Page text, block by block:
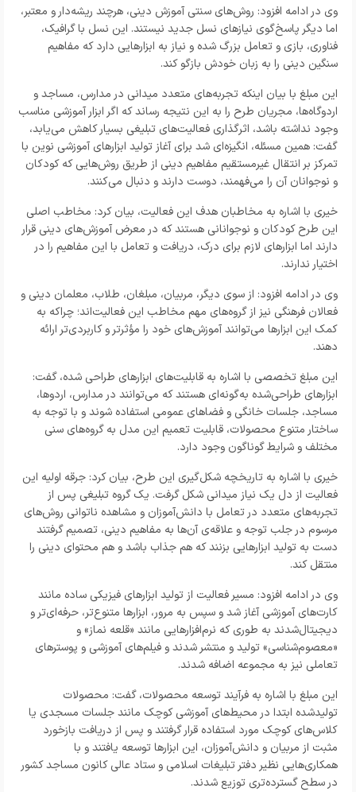
وی در ادامه افزود: روش‌های سنتی آموزش دینی، هرچند ریشه‌دار و معتبر،
اما دیگر پاسخ‌گوی نیازهای نسل جدید نیستند. این نسل با گرافیک،
فناوری، بازی و تعامل بزرگ شده و نیاز به ابزارهایی دارد که مفاهیم
سنگین دینی را به زبان خودش بازگو کند.
این مبلغ با بیان اینکه تجربه‌های متعدد میدانی در مدارس، مساجد و
اردوگاه‌ها، مجریان طرح را به این نتیجه رساند که اگر ابزار آموزشی مناسب
وجود نداشته باشد، اثرگذاری فعالیت‌های تبلیغی بسیار کاهش می‌یابد،
گفت: همین مسئله، انگیزه‌ای شد برای آغاز تولید ابزارهای آموزشی نوین با
تمرکز بر انتقال غیرمستقیم مفاهیم دینی از طریق روش‌هایی که کودکان
و نوجوانان آن را می‌فهمند، دوست دارند و دنبال می‌کنند.
خیری با اشاره به مخاطبان هدف این فعالیت، بیان کرد: مخاطب اصلی
این طرح کودکان و نوجوانانی هستند که در معرض آموزش‌های دینی قرار
دارند اما ابزارهای لازم برای درک، دریافت و تعامل با این مفاهیم را در
اختیار ندارند.
وی در ادامه افزود: از سوی دیگر، مربیان، مبلغان، طلاب، معلمان دینی و
فعالان فرهنگی نیز از گروه‌های مهم مخاطب این فعالیت‌اند؛ چراکه به
کمک این ابزارها می‌توانند آموزش‌های خود را مؤثرتر و کاربردی‌تر ارائه
دهند.
این مبلغ تخصصی با اشاره به قابلیت‌های ابزارهای طراحی شده، گفت:
ابزارهای طراحی‌شده به‌گونه‌ای هستند که می‌توانند در مدارس، اردوها،
مساجد، جلسات خانگی و فضاهای عمومی استفاده شوند و با توجه به
ساختار متنوع محصولات، قابلیت تعمیم این مدل به گروه‌های سنی
مختلف و شرایط گوناگون وجود دارد.
خیری با اشاره به تاریخچه شکل‌گیری این طرح، بیان کرد: جرقه اولیه این
فعالیت از دل یک نیاز میدانی شکل گرفت. یک گروه تبلیغی پس از
تجربه‌های متعدد در تعامل با دانش‌آموزان و مشاهده ناتوانی روش‌های
مرسوم در جلب توجه و علاقه‌ی آن‌ها به مفاهیم دینی، تصمیم گرفتند
دست به تولید ابزارهایی بزنند که هم جذاب باشد و هم محتوای دینی را
منتقل کند.
وی در ادامه افزود: مسیر فعالیت از تولید ابزارهای فیزیکی ساده مانند
کارت‌های آموزشی آغاز شد و سپس به مرور، ابزارها متنوع‌تر، حرفه‌ای‌تر و
دیجیتال‌شدند به طوری که نرم‌افزارهایی مانند «قلعه نماز» و
«معصوم‌شناسی» تولید و منتشر شدند و فیلم‌های آموزشی و پوسترهای
تعاملی نیز به مجموعه اضافه شدند.
این مبلغ با اشاره به فرآیند توسعه محصولات، گفت: محصولات
تولیدشده ابتدا در محیط‌های آموزشی کوچک مانند جلسات مسجدی یا
کلاس‌های کوچک مورد استفاده قرار گرفتند و پس از دریافت بازخورد
مثبت از مربیان و دانش‌آموزان، این ابزارها توسعه یافتند و با
همکاری‌هایی نظیر دفتر تبلیغات اسلامی و ستاد عالی کانون مساجد کشور
در سطح گسترده‌تری توزیع شدند.